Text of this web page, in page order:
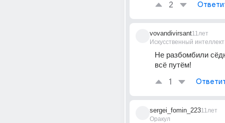
2
vovandivirsant
Искусственный интеллект
11лет
Не разбомбили
всё путём!
1
sergei_fomin_223
Оракул
11лет